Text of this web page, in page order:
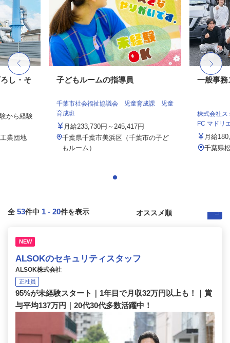
し・そ
から経験
業団地
子どもルームの指導員
千葉市社会福祉協議会 児童育成課 児童
育成班
月給233,730円～245,417円
千葉県千葉市美浜区（千葉市の子ど
もルーム）
一般事務
株式会社ス
FC マドリ
月給
千葉県
全 53件中 1 - 20件を表示
NEW
ALSOKのセキュリティスタッフ
ALSOK株式会社
正社員
95%が未経験スタート｜1年目で月収32万円以上も！｜賞
与平均137万円｜20代30代多数活躍中！